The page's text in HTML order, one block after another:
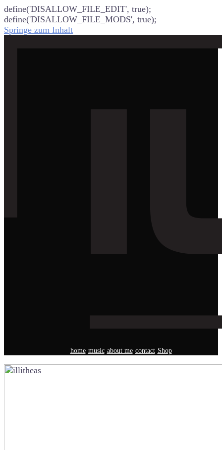
define('DISALLOW_FILE_EDIT', true);
define('DISALLOW_FILE_MODS', true);
Springe zum Inhalt
home music about me contact Shop